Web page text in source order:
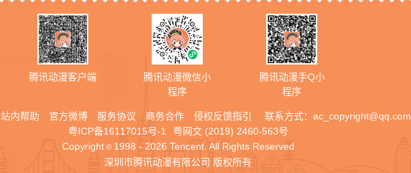
腾讯动漫客户端
腾讯动漫微信小
程序
腾讯动漫手Q小
程序
站内帮助 官方微博 服务协议 商务合作 侵权反馈指引 联系方式： ac_copyright@qq.com
粤ICP备16117015号-1
粤网文 (2019) 2460-563号
Copyright © 1998 - 2026 Tencent. All Rights Reserved
深圳市腾讯动漫有限公司 版权所有